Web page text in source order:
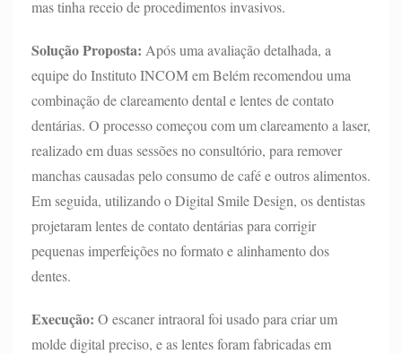
mas tinha receio de procedimentos invasivos.
Solução Proposta: Após uma avaliação detalhada, a
equipe do Instituto INCOM em Belém recomendou uma
combinação de clareamento dental e lentes de contato
dentárias. O processo começou com um clareamento a laser,
realizado em duas sessões no consultório, para remover
manchas causadas pelo consumo de café e outros alimentos.
Em seguida, utilizando o Digital Smile Design, os dentistas
projetaram lentes de contato dentárias para corrigir
pequenas imperfeições no formato e alinhamento dos
dentes.
Execução: O escaner intraoral foi usado para criar um
molde digital preciso, e as lentes foram fabricadas em